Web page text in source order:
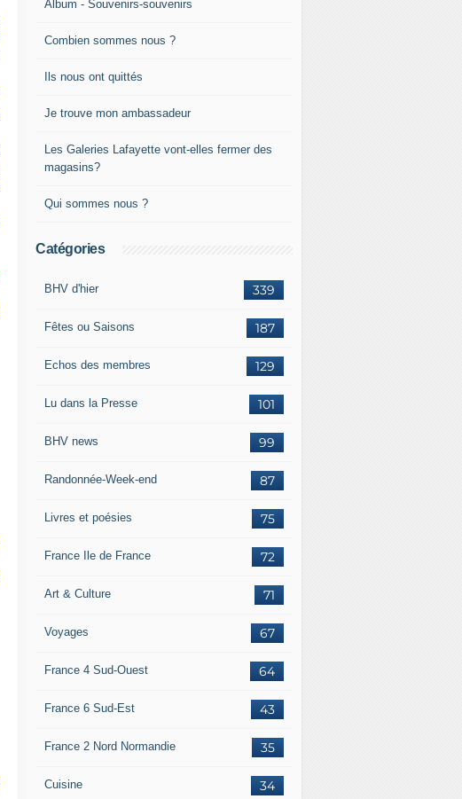
Album - Souvenirs-souvenirs
Combien sommes nous ?
Ils nous ont quittés
Je trouve mon ambassadeur
Les Galeries Lafayette vont-elles fermer des
magasins?
Qui sommes nous ?
Catégories
339
BHV d'hier
187
Fêtes ou Saisons
129
Echos des membres
101
Lu dans la Presse
99
BHV news
87
Randonnée-Week-end
75
Livres et poésies
72
France Ile de France
71
Art & Culture
67
Voyages
64
France 4 Sud-Ouest
43
France 6 Sud-Est
35
France 2 Nord Normandie
34
Cuisine